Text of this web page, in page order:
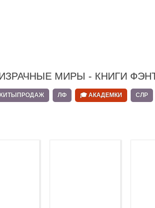
МИРЫ - КНИГИ
ЛФ 🎓 АКАДЕМКИ СЛР